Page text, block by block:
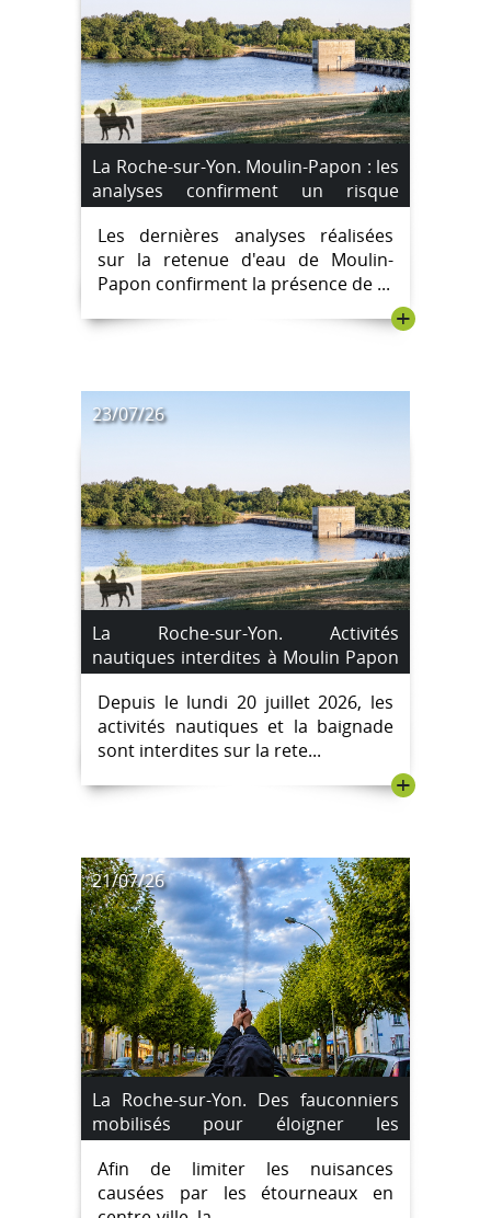
La Roche-sur-Yon. Moulin-Papon : les
analyses confirment un risque
sanitaire, les restrictions sont
maintenues
Les dernières analyses réalisées
sur la retenue d'eau de Moulin-
Papon confirment la présence de ...
+
23/07/26
La Roche-sur-Yon. Activités
nautiques interdites à Moulin Papon
en raison d'un risque lié aux
cyanobactéries
Depuis le lundi 20 juillet 2026, les
activités nautiques et la baignade
sont interdites sur la rete...
+
21/07/26
La Roche-sur-Yon. Des fauconniers
mobilisés pour éloigner les
étourneaux du centre-ville
Afin de limiter les nuisances
causées par les étourneaux en